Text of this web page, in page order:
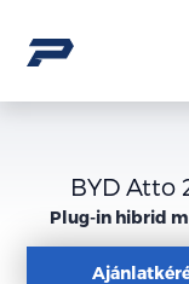
BYD Atto
Plug-in hibrid